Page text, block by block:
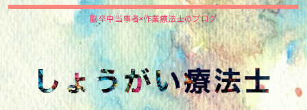
脳卒中当事者×作業療法士のブログ